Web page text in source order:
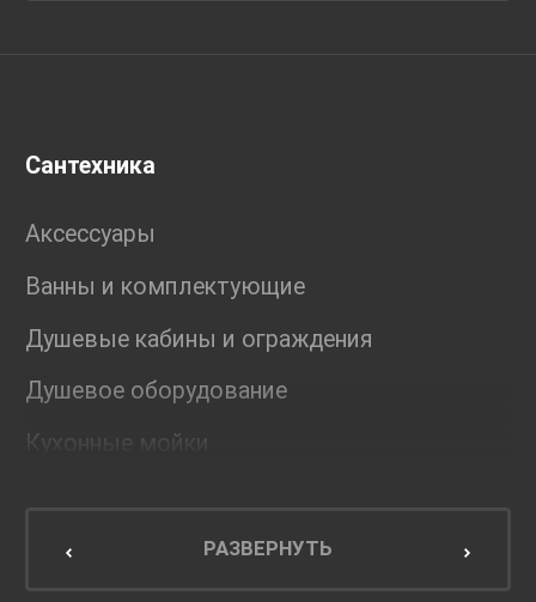
Сантехника
Аксессуары
Ванны и комплектующие
Душевые кабины и ограждения
Душевое оборудование
Кухонные мойки
Мебель для кухниРАЗВЕРНУТЬ